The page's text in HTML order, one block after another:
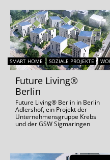
SMART HOME SOZIALE PROJEKTE
Future Living®
Berlin
Future Living® Berlin in Berlin
Adlershof, ein Projekt der
Unternehmensgruppe Krebs
und der GSW Sigmaringen